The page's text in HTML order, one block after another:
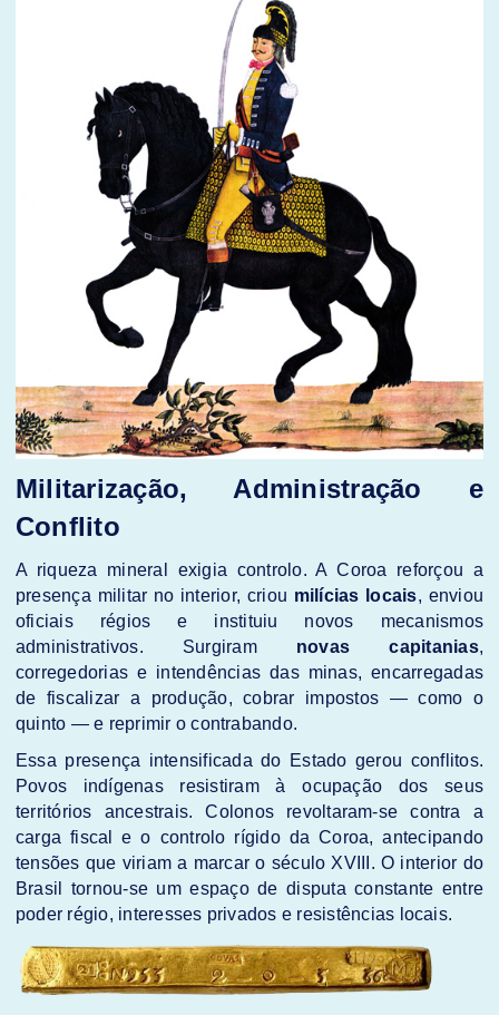
Militarização, Administração e
Conflito
A riqueza mineral exigia controlo. A Coroa reforçou a
presença militar no interior, criou milícias locais, enviou
oficiais régios e instituiu novos mecanismos
administrativos. Surgiram novas capitanias,
corregedorias e intendências das minas, encarregadas
de fiscalizar a produção, cobrar impostos — como o
quinto — e reprimir o contrabando.
Essa presença intensificada do Estado gerou conflitos.
Povos indígenas resistiram à ocupação dos seus
territórios ancestrais. Colonos revoltaram-se contra a
carga fiscal e o controlo rígido da Coroa, antecipando
tensões que viriam a marcar o século XVIII. O interior do
Brasil tornou-se um espaço de disputa constante entre
poder régio, interesses privados e resistências locais.